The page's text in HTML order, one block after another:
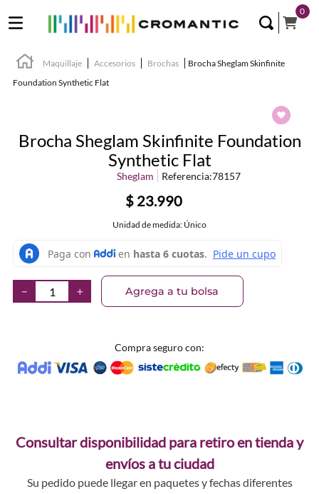
0
Maquillaje Accesorios Brochas
Brocha Sheglam Skinfinite
Foundation Synthetic Flat
Brocha Sheglam Skinfinite Foundation
Synthetic Flat
Sheglam Referencia:78157
$ 23.990
Unidad de medida: Único
＋
－ Agrega a tu bolsa
Compra seguro con:
Consultar disponibilidad para retiro en tienda y
envíos a tu ciudad
Su pedido puede llegar en paquetes y fechas diferentes